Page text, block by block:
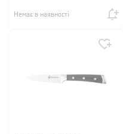
Немає в наявності